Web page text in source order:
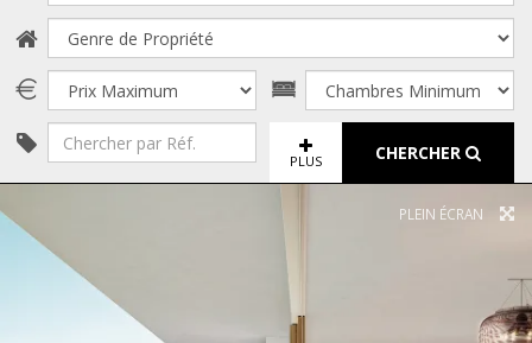
PLUS CHERCHER
PLEIN ÉCRAN